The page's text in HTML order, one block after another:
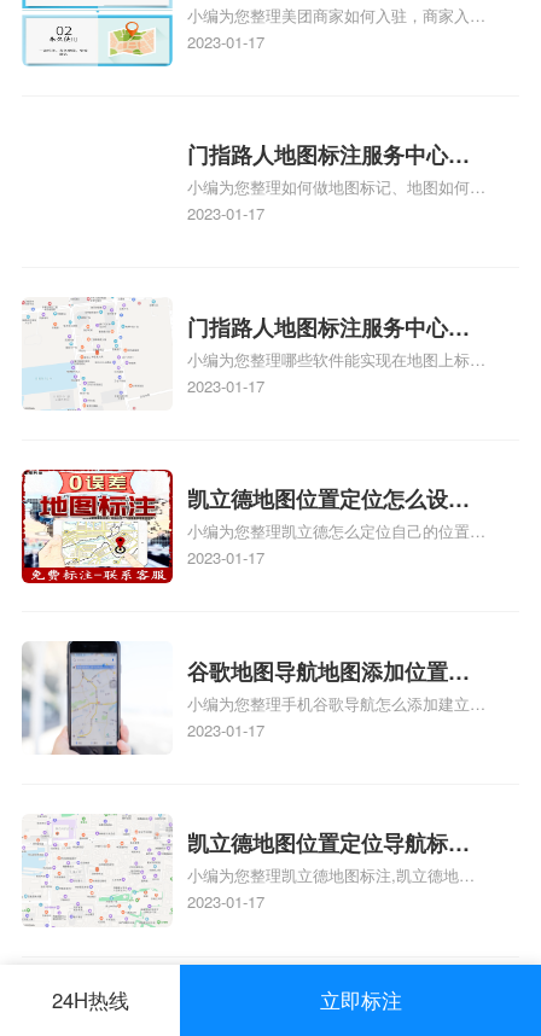
地图标记？指路人地图标注服
务中心铺如何入驻花小猪打车
小编为您整理美团商家如何入驻，商家入驻
教程、商家如何入驻地图、如何入驻地:、
2023-01-17
门指路人地图标注服务中心如
何做花小猪打车地图位置标
记？门指路人地图标注服务中
小编为您整理如何做地图标记、地图如何做
标记、so搜街景中如何做标记、360e启花贷
关地图标注知识，详情可查看下方正文！
2023-01-17
门指路人地图标注服务中心地
图位置地址标记？门指路人地
图标注服务中心苹果地图位置
小编为您整理哪些软件能实现在地图上标记
门指路人地图标注服务中心位置、门指路人
门指路人地图标注服务中心地址标注上地图
怎么弄相关地图标注知识，详情可查看下方
正文！
2023-01-17
凯立德地图位置定位怎么设置
自己的指路人地图标注服务中
心名？凯立德地图位置定位怎
小编为您整理凯立德怎么定位自己的位置
啊、手机凯立德地图定位怎么设置往上走、
地图标注服务中心铺招牌相关地图标注知
识，详情可查看下方正文！
2023-01-17
谷歌地图导航地图添加位置？
添加谷歌地图导航位置？
小编为您整理手机谷歌导航怎么添加建立多
人位置、如何在地图，谷歌地图添加公司位
2023-01-17
凯立德地图位置定位导航标
注？凯立德地图位置定位,导航,
标注？
小编为您整理凯立德地图标注,凯立德地图
标注怎么做啊、凯立德地图标注,凯立德地
相关地图标注知识，详情可查看下方正文！
2023-01-17
为什么抖音地图位置定位找不
24H热线 立即标注